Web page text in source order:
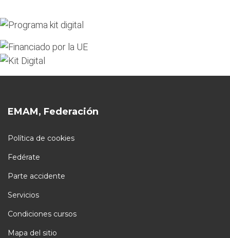
EMAM, Federación
Política de cookies
Fedérate
Parte accidente
Servicios
Condiciones cursos
Mapa del sitio